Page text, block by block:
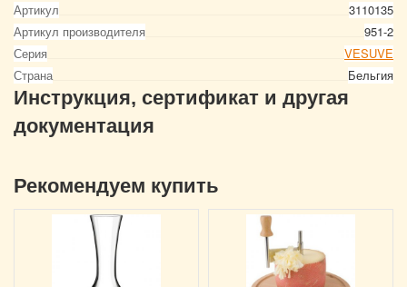
Артикул
3110135
Артикул производителя
951-2
Серия
VESUVE
Страна
Бельгия
Инструкция, сертификат и другая
документация
Рекомендуем купить